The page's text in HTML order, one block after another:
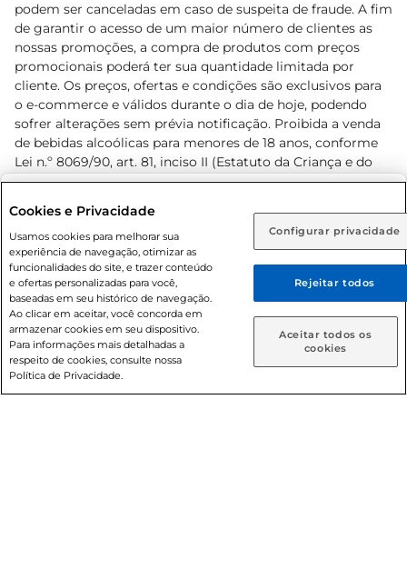
Rio de Janeiro (RJ) Goiás (GO)
Ou
Caso queira comprar online, informe como deseja receber
suas compras:
Entrega em casa Retire em Loja
podem ser canceladas em caso de suspeita de fraude. A fim
de garantir o acesso de um maior número de clientes as
nossas promoções, a compra de produtos com preços
promocionais poderá ter sua quantidade limitada por
cliente. Os preços, ofertas e condições são exclusivos para
o e-commerce e válidos durante o dia de hoje, podendo
sofrer alterações sem prévia notificação. Proibida a venda
de bebidas alcoólicas para menores de 18 anos, conforme
Lei n.º 8069/90, art. 81, inciso II (Estatuto da Criança e do
Adolescente). Preços e condições exclusivos para o
prévio. O valor mínimo para as compras on-line é de R$
80,00.
© 2026 Copyright. Todos os direitos
reservados Prezunic.
Cookies e Privacidade
Usamos cookies para melhorar sua
experiência de navegação, otimizar as
funcionalidades do site, e trazer conteúdo
e ofertas personalizadas para você,
baseadas em seu histórico de navegação.
Ao clicar em aceitar, você concorda em
armazenar cookies em seu dispositivo.
Para informações mais detalhadas a
respeito de cookies, consulte nossa
Política de Privacidade.
Configurar privacidade
Rejeitar todos
Aceitar todos os
cookies